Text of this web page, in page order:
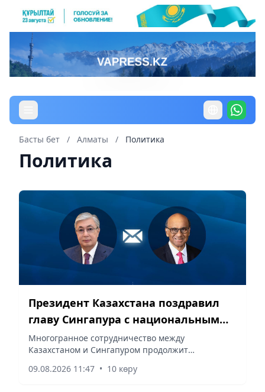
Басты бет / Алматы / Политика
Политика
Президент Казахстана поздравил
главу Сингапура с национальным
праздником
Многогранное сотрудничество между
Казахстаном и Сингапуром продолжит
двух стран, сообщает корреспондент vapress.kz.
09.08.2026 11:47 • 10 көру